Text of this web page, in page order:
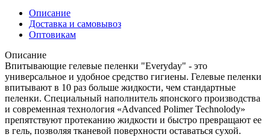
Описание
Доставка и самовывоз
Оптовикам
Описание
Впитывающие гелевые пеленки "Everyday" - это
универсальное и удобное средство гигиены. Гелевые пеленки
впитывают в 10 раз больше жидкости, чем стандартные
пеленки. Специальный наполнитель японского производства
и современная технология «Advanced Polimer Technolody»
препятствуют протеканию жидкости и быстро превращают ее
в гель, позволяя тканевой поверхности оставаться сухой.